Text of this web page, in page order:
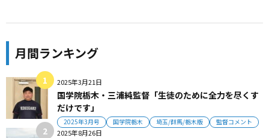
月間ランキング
2025年3月21日
国学院栃木・三浦純監督「生徒のために全力を尽くす
だけです」
2025年3月号 国学院栃木 埼玉/群馬/栃木版 監督コメント
2025年8月26日